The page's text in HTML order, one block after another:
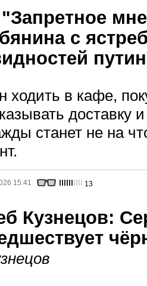
с
ходить в кафе,
доставку
станет не на
15:41 13
Кузнецов: